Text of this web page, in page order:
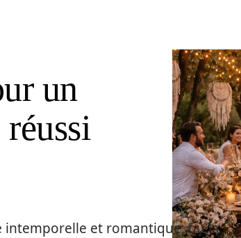
un
intemporelle et romantique, où la